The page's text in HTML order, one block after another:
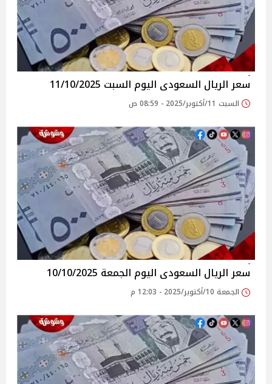
سعر الريال السعودى اليوم السبت 11/10/2025
السبت 11/أكتوبر/2025 - 08:59 ص
سعر الريال السعودى اليوم الجمعة 10/10/2025
الجمعة 10/أكتوبر/2025 - 12:03 م